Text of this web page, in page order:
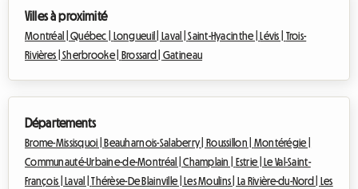
Villes à proximité
Montréal |Québec | Longueuil | Laval |Saint-Hyacinthe |Lévis | Trois-
Rivières |Sherbrooke | Brossard | Gatineau
Départements
Brome-Missisquoi |Beauharnois-Salaberry |Roussillon | Montérégie |
Communauté-Urbaine-de-Montréal |Champlain | Estrie |Le Val-Saint-
François |Laval |Thérèse-De Blainville |Les Moulins | La Rivière-du-Nord | Les